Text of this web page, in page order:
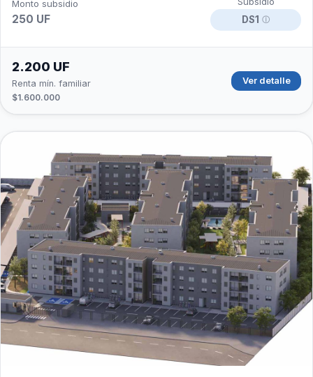
Monto subsidio
250 UF
DS1 ⓘ
2.200 UF
Renta mín. familiar
$1.600.000
Ver detalle